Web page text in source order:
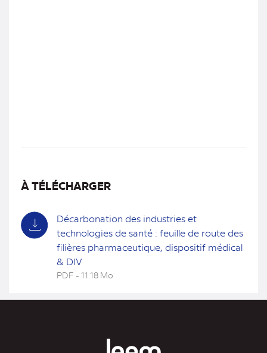
À TÉLÉCHARGER
Décarbonation des industries et
technologies de santé : feuille de route des
filières pharmaceutique, dispositif médical
& DIV
PDF - 11.18 Mo
onglet)